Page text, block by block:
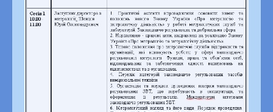
Конкурси
«Я хочу жити в якісному світі»
Наукова діяльність
Публічна інформація
Законодавча база
Питання – відповіді
Гаряча лінія, запобігання та виявлення корупції